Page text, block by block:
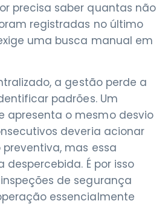
precisa saber quantas não
registradas no último
uma busca manual em
a gestão perde a
padrões. Um
apresenta o mesmo desvio
deveria acionar
mas essa
despercebida. É por isso
de segurança
essencialmente